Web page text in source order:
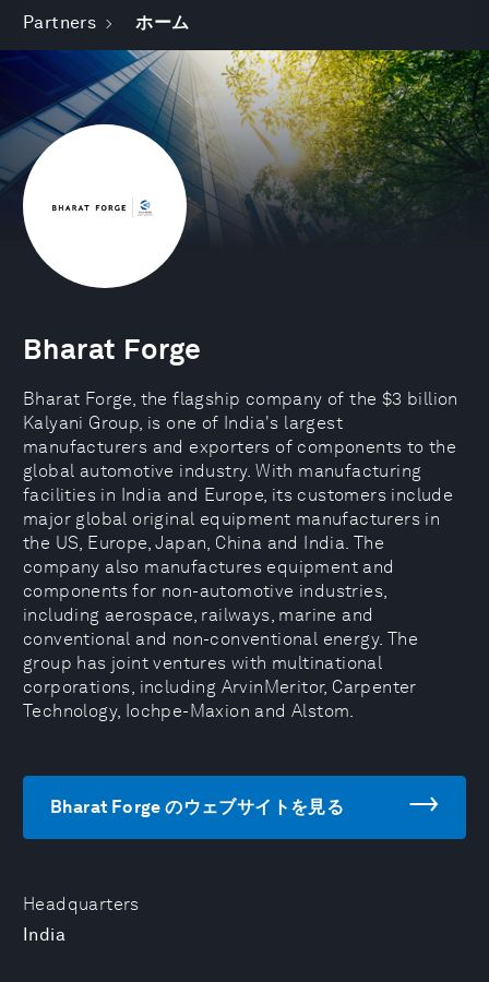
Partners ホーム
Headquarters
India
Bharat Forge
Bharat Forge, the flagship company of the $3 billion
Kalyani Group, is one of India's largest
manufacturers and exporters of components to the
global automotive industry. With manufacturing
facilities in India and Europe, its customers include
major global original equipment manufacturers in
the US, Europe, Japan, China and India. The
company also manufactures equipment and
components for non-automotive industries,
including aerospace, railways, marine and
conventional and non-conventional energy. The
group has joint ventures with multinational
corporations, including ArvinMeritor, Carpenter
Technology, Iochpe-Maxion and Alstom.
Bharat Forge のウェブサイトを見る